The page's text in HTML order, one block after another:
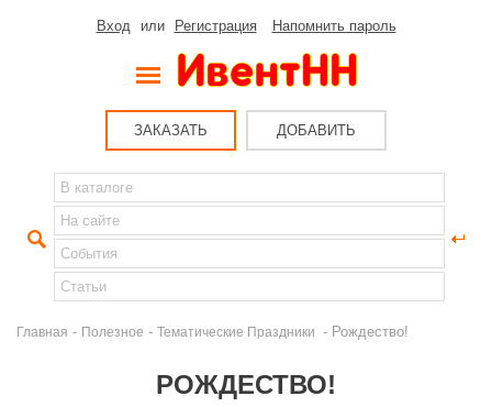
Вход или Регистрация Напомнить пароль
ЗАКАЗАТЬ ДОБАВИТЬ
Главная - Полезное - Тематические Праздники - Рождество!
РОЖДЕСТВО!